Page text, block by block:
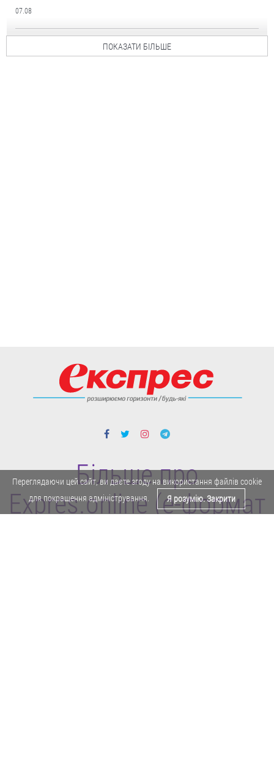
07.08
ПОКАЗАТИ БІЛЬШЕ
Більше про
Expres.online (e-формат
Переглядаючи цей сайт, ви даєте згоду на використання файлів cookie
для покращення адміністрування.
Я розумію. Закрити